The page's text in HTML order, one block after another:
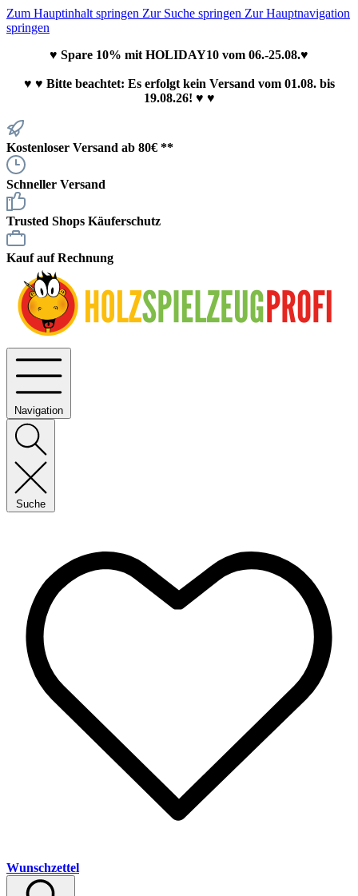
Zum Hauptinhalt springen Zur Suche springen Zur Hauptnavigation
springen
♥ Spare 10% mit HOLIDAY10 vom 06.-25.08.♥
♥ ♥ Bitte beachtet: Es erfolgt kein Versand vom 01.08. bis
19.08.26! ♥ ♥
Kostenloser Versand ab 80€ **
Schneller Versand
Trusted Shops Käuferschutz
Kauf auf Rechnung
Navigation
Suche
Wunschzettel